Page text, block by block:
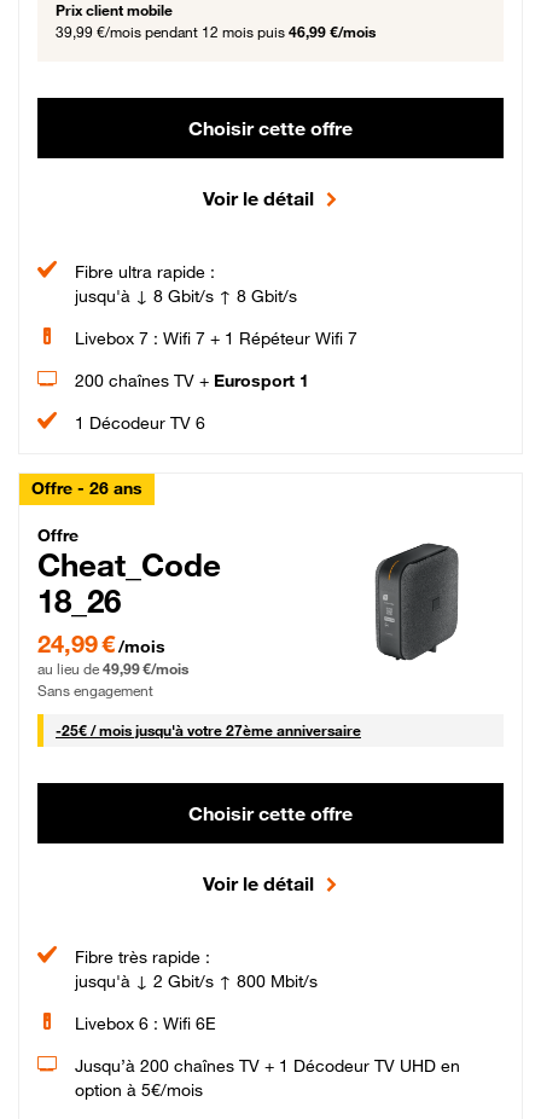
Prix client mobile
39,99 €/mois pendant 12 mois puis 46,99 €/mois
Choisir cette offre
Voir le détail
Fibre ultra rapide :
jusqu'à ↓ 8 Gbit/s ↑ 8 Gbit/s
Livebox 7 : Wifi 7 + 1 Répéteur Wifi 7
200 chaînes TV + Eurosport 1
1 Décodeur TV 6
Offre - 26 ans
Cheat_Code Fibre_18_26
Offre
Cheat_Code
18_26
24,99 € par mois pendant 0 mois puis 49,99 € par mois, Sans engagement
24,99 €/mois
au lieu de 49,99 €/mois
Sans engagement
-25€ / mois25 € par mois
jusqu'à votre 27ème anniversaire
Choisir cette offre
Voir le détail
Fibre très rapide :
jusqu'à ↓ 2 Gbit/s ↑ 800 Mbit/s
Livebox 6 : Wifi 6E
Jusqu’à 200 chaînes TV + 1 Décodeur TV UHD en
option à 5€/mois